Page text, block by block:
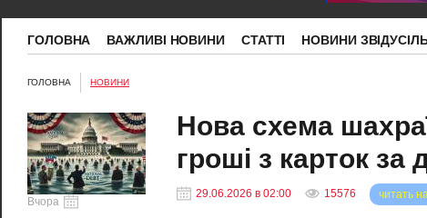
ГОЛОВНА ВАЖЛИВІ НОВИНИ СТАТТІ НОВИНИ
ГОЛОВНА НОВИНИ
Вчора
Нова схема
гроші з карток за
29.06.2026 в 02:00 15576 читать